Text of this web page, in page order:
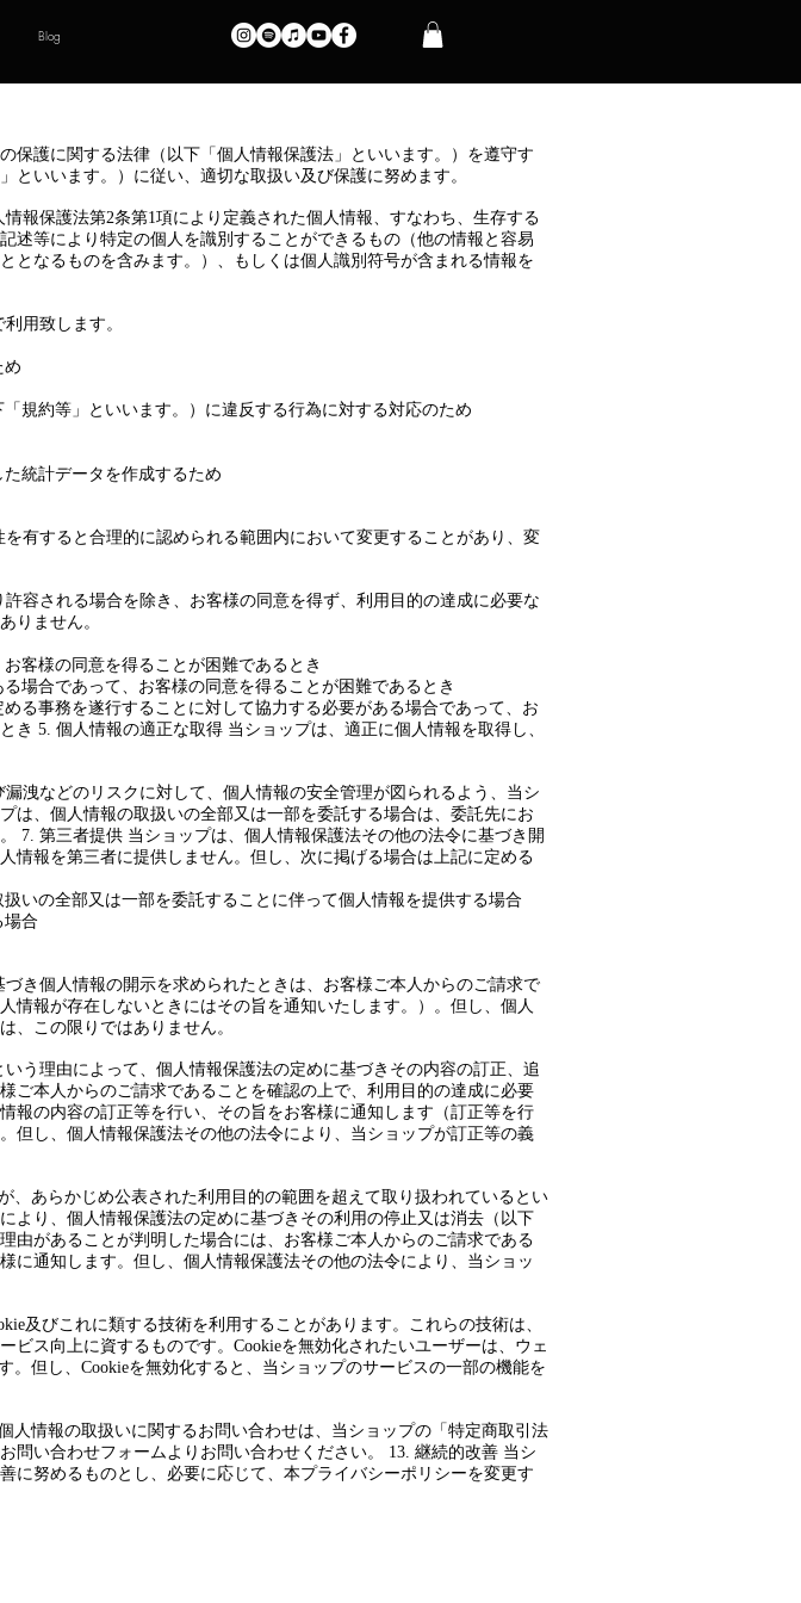
Blog
保護に関する法律（以下「個人情報保護法」といいます。）を遵守す
いいます。）に従い、適切な取扱い及び保護に努めます。
報保護法第2条第1項により定義された個人情報、すなわち、生存する
述等により特定の個人を識別することができるもの（他の情報と容易
となるものを含みます。）、もしくは個人識別符号が含まれる情報を
用致します。
め
規約等」といいます。）に違反する行為に対する対応のため
統計データを作成するため
有すると合理的に認められる範囲内において変更することがあり、変
容される場合を除き、お客様の同意を得ず、利用目的の達成に必要な
りません。
客様の同意を得ることが困難であるとき
場合であって、お客様の同意を得ることが困難であるとき
る事務を遂行することに対して協力する必要がある場合であって、お
5. 個人情報の適正な取得 当ショップは、適正に個人情報を取得し、
洩などのリスクに対して、個人情報の安全管理が図られるよう、当シ
は、個人情報の取扱いの全部又は一部を委託する場合は、委託先にお
7. 第三者提供 当ショップは、個人情報保護法その他の法令に基づき開
情報を第三者に提供しません。但し、次に掲げる場合は上記に定める
いの全部又は一部を委託することに伴って個人情報を提供する場合
場合
き個人情報の開示を求められたときは、お客様ご本人からのご請求で
情報が存在しないときにはその旨を通知いたします。）。但し、個人
、この限りではありません。
う理由によって、個人情報保護法の定めに基づきその内容の訂正、追
ご本人からのご請求であることを確認の上で、利用目的の達成に必要
報の内容の訂正等を行い、その旨をお客様に通知します（訂正等を行
但し、個人情報保護法その他の法令により、当ショップが訂正等の義
あらかじめ公表された利用目的の範囲を超えて取り扱われているとい
より、個人情報保護法の定めに基づきその利用の停止又は消去（以下
由があることが判明した場合には、お客様ご本人からのご請求である
に通知します。但し、個人情報保護法その他の法令により、当ショッ
及びこれに類する技術を利用することがあります。これらの技術は、
ス向上に資するものです。Cookieを無効化されたいユーザーは、ウェ
但し、Cookieを無効化すると、当ショップのサービスの一部の機能を
情報の取扱いに関するお問い合わせは、当ショップの「特定商取引法
問い合わせフォームよりお問い合わせください。 13. 継続的改善 当シ
に努めるものとし、必要に応じて、本プライバシーポリシーを変更す